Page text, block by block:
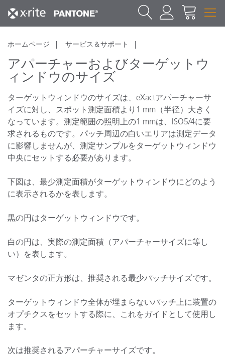
ホームページ サービス＆サポート
アパーチャーおよびターゲットウ
ィンドウのサイズ
ターゲットウィンドウのサイズは、eXactアパーチャーサ
イズに対し、スポット測定面積より1 mm（半径）大きく
なっています。測定範囲の照明上の1 mmは、ISO5/4に要
求されるものです。パッチ周辺の白いエリアは測定データ
に影響しませんが、測定サンプルをターゲットウィンドウ
中央にセットする必要があります。
下図は、最少測定面積がターゲットウィンドウにどのよう
に表示されるかを表します。
黒の円はターゲットウィンドウです。
白の円は、実際の測定面積（アパーチャーサイズに等し
い）を表します。
マゼンタの正方形は、推奨される最少パッチサイズです。
ターゲットウィンドウ全体が埋まらないパッチ上に装置の
オプチクスをセットする際に、これをガイドとして使用し
ます。
次は推奨されるアパーチャーサイズです。